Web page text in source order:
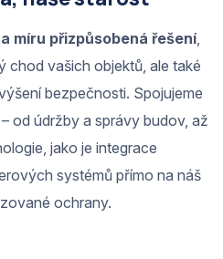
míru přizpůsobená řešení,
chod vašich objektů, ale také
bezpečnosti. Spojujeme
od údržby a správy budov, až
jako je integrace
systémů přímo na náš
ochrany.